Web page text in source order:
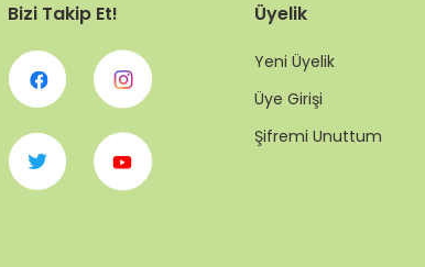
Bizi Takip Et! Üyelik
Yeni Üyelik
Üye Girişi
Şifremi Unuttum